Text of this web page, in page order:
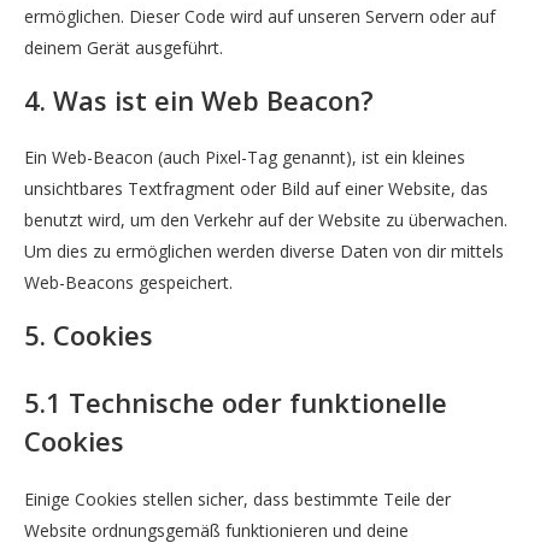
ermöglichen. Dieser Code wird auf unseren Servern oder auf
deinem Gerät ausgeführt.
4. Was ist ein Web Beacon?
Ein Web-Beacon (auch Pixel-Tag genannt), ist ein kleines
unsichtbares Textfragment oder Bild auf einer Website, das
benutzt wird, um den Verkehr auf der Website zu überwachen.
Um dies zu ermöglichen werden diverse Daten von dir mittels
Web-Beacons gespeichert.
5. Cookies
5.1 Technische oder funktionelle
Cookies
Einige Cookies stellen sicher, dass bestimmte Teile der
Website ordnungsgemäß funktionieren und deine